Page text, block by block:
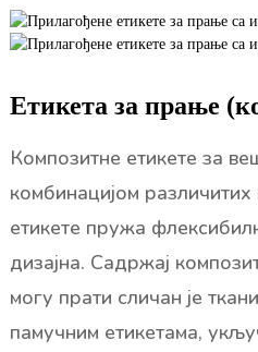
Етикета за прање
Композитне етикете за
комбинацијом
етикете пружа
дизајна. Садржај
могу прати сличан је
памучним етикетама,